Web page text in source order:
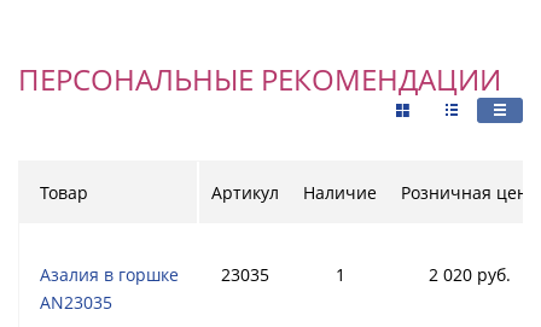
ПЕРСОНАЛЬНЫЕ РЕКОМЕНДАЦИИ
Товар
Азалия в горшке
AN23035
Артикул Наличие Розничная цена
23035 1 2 020 руб.